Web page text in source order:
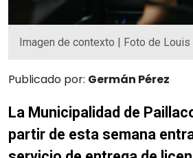
Imagen de contexto | Foto de
Publicado por: Germán Pérez
La Municipalidad de
partir de esta semana